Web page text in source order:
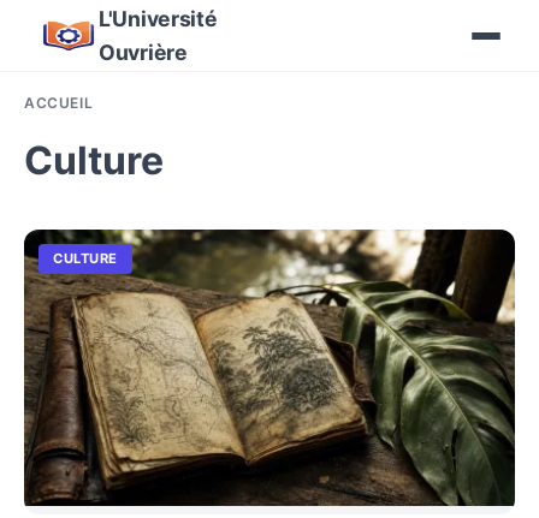
L'Université
Ouvrière
ACCUEIL
Culture
CULTURE